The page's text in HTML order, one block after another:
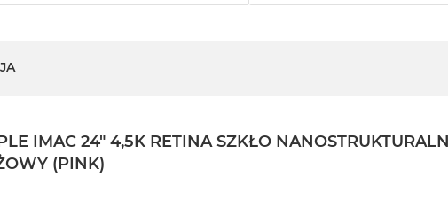
IMAC 24" 4,5K RETINA SZKŁO
(PINK)